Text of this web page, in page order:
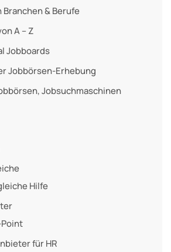
& Berufe
A – Z
Jobboards
Jobbörsen-Erhebung
Jobsuchmaschinen
Hilfe
für HR